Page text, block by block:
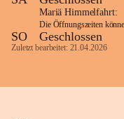
Mariä Himmelfahrt:
Die Öffnungszeiten
SO Geschlossen
Zuletzt bearbeitet: 21.04.2026